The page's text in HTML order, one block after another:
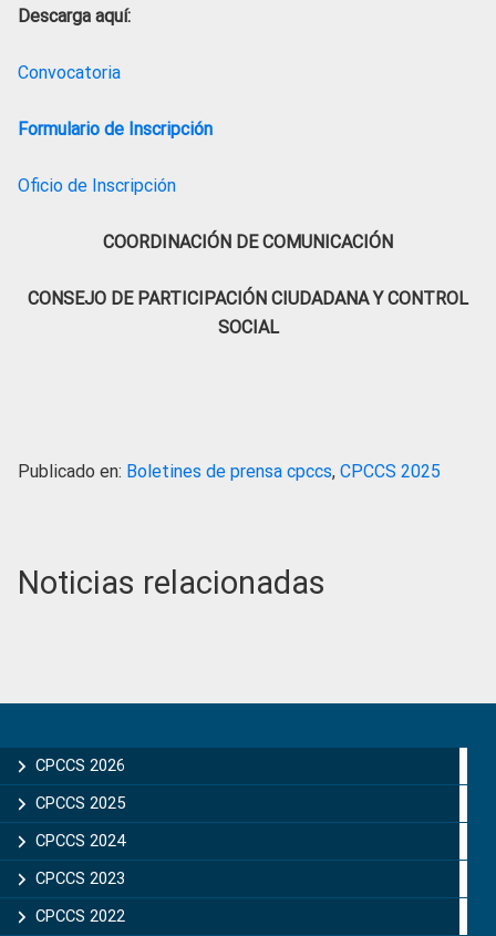
Descarga aquí:
Convocatoria
Formulario de Inscripción
Oficio de Inscripción
COORDINACIÓN DE COMUNICACIÓN
CONSEJO DE PARTICIPACIÓN CIUDADANA Y CONTROL
SOCIAL
Publicado en: Boletines de prensa cpccs, CPCCS 2025
Noticias relacionadas
Sidebar
CPCCS 2026
CPCCS 2025
CPCCS 2024
CPCCS 2023
CPCCS 2022